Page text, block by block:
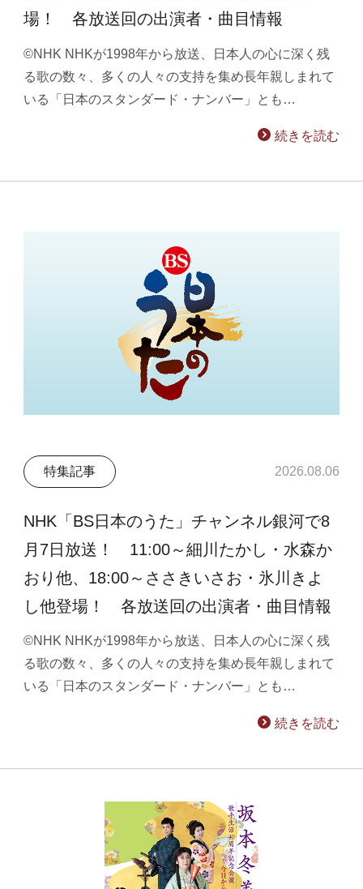
場！ 各放送回の出演者・曲目情報
©NHK NHKが1998年から放送、日本人の心に深く残
る歌の数々、多くの人々の支持を集め長年親しまれて
いる「日本のスタンダード・ナンバー」とも…
続きを読む
特集記事 2026.08.06
NHK「BS日本のうた」チャンネル銀河で8
月7日放送！ 11:00～細川たかし・水森か
おり他、18:00～ささきいさお・氷川きよ
し他登場！ 各放送回の出演者・曲目情報
©NHK NHKが1998年から放送、日本人の心に深く残
る歌の数々、多くの人々の支持を集め長年親しまれて
いる「日本のスタンダード・ナンバー」とも…
続きを読む